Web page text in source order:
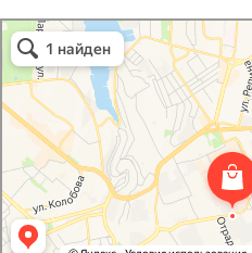
Атриум-Крым
Системы водоснабжения, отопления,
Снабжение строительных объектов в